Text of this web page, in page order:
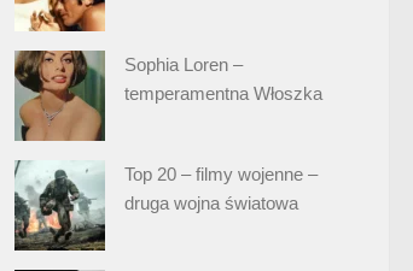
Sophia Loren –
temperamentna Włoszka
Top 20 – filmy wojenne –
druga wojna światowa